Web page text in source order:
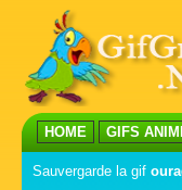
HOME GIFS
Sauvergarde la gif